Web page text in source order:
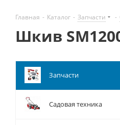
Главная - Каталог - Запчасти -
Шкив
Запчасти
Садовая техника